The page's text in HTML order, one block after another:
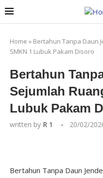
Home » Bertahun Tanpa Daun
SMKN 1 Lubuk Pakam Disoro
Bertahun
Sejumlah
Lubuk Pakam
written by R 1 20/02/
Bertahun Tanpa Daun